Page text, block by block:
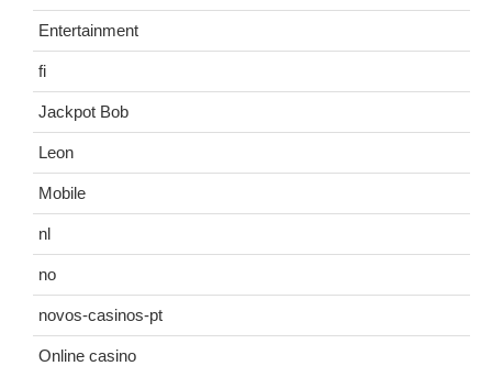
Entertainment
fi
Jackpot Bob
Leon
Mobile
nl
no
novos-casinos-pt
Online casino